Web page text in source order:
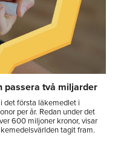
passera två miljarder
det första läkemedlet i
per år. Redan under det
600 miljoner kronor, visar
tagit fram.